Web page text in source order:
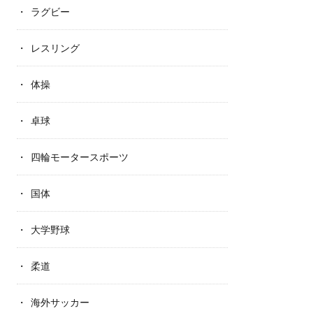
ラグビー
レスリング
体操
卓球
四輪モータースポーツ
国体
大学野球
柔道
海外サッカー